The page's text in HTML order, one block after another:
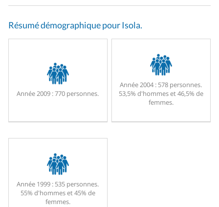
Résumé démographique pour Isola.
Année 2009 :770 personnes.
Année 2004 : 578 personnes.
53,5% d'hommes et 46,5% de
femmes.
Année 1999 : 535 personnes.
55% d'hommes et 45% de
femmes.